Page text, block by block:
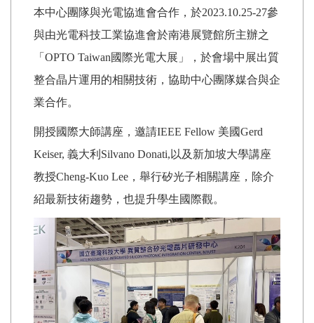
本中心團隊與光電協進會合作，於2023.10.25-27參
與由光電科技工業協進會於南港展覽館所主辦之
「OPTO Taiwan國際光電大展」，於會場中展出質
整合晶片運用的相關技術，協助中心團隊媒合與企
業合作。
開授國際大師講座，邀請IEEE Fellow 美國Gerd
Keiser, 義大利Silvano Donati,以及新加坡大學講座
教授Cheng-Kuo Lee，舉行矽光子相關講座，除介
紹最新技術趨勢，也提升學生國際觀。